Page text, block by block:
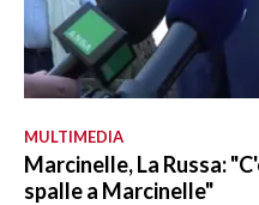
MULTIMEDIA
Marcinelle, La Russa:
spalle a Marcinelle"